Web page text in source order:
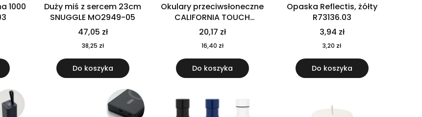
1000
Duży miś z sercem 23cm
SNUGGLE MO2949-05
47,05 zł
38,25 zł
Do koszyka
Okulary przeciwsłoneczne
CALIFORNIA TOUCH
MO9617-10
20,17 zł
16,40 zł
Do koszyka
Opaska Reflectis, żółty
R73136.03
3,94 zł
3,20 zł
Do koszyka